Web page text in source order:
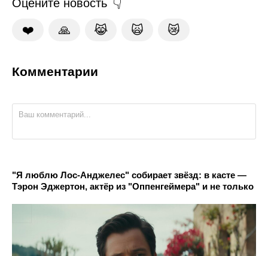
Оцените новость
❤️ 🙏 😹 🙀 😿
Комментарии
"Я люблю Лос-Анджелес" собирает звёзд: в касте —
Тэрон Эджертон, актёр из "Оппенгеймера" и не только